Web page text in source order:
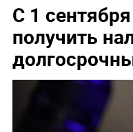
С 1
получить